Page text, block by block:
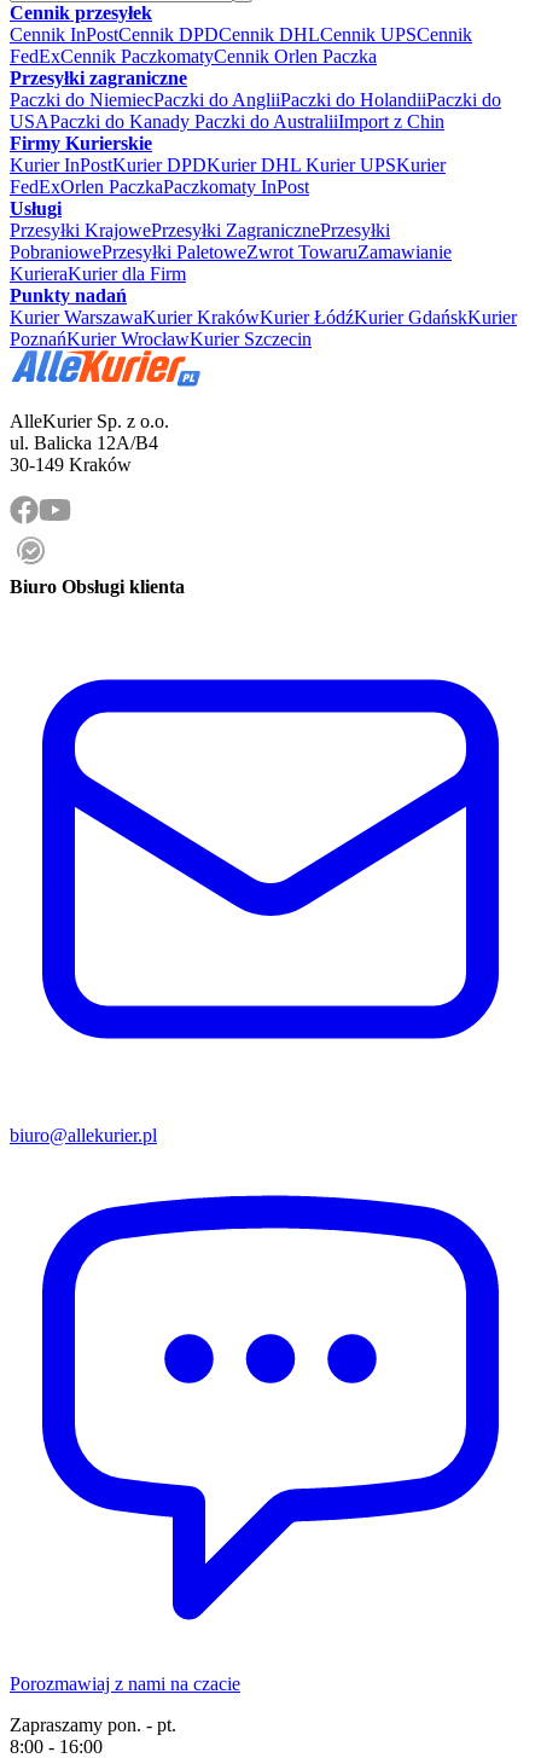
Cennik przesyłek
Cennik InPostCennik DPDCennik DHLCennik UPSCennik
FedExCennik PaczkomatyCennik Orlen Paczka
Przesyłki zagraniczne
Paczki do NiemiecPaczki do AngliiPaczki do HolandiiPaczki do
USAPaczki do Kanady Paczki do AustraliiImport z Chin
Firmy Kurierskie
Kurier InPostKurier DPDKurier DHL Kurier UPSKurier
FedExOrlen PaczkaPaczkomaty InPost
Usługi
Przesyłki KrajowePrzesyłki ZagranicznePrzesyłki
PobraniowePrzesyłki PaletoweZwrot TowaruZamawianie
KurieraKurier dla Firm
Punkty nadań
Kurier WarszawaKurier KrakówKurier ŁódźKurier GdańskKurier
PoznańKurier WrocławKurier Szczecin
AlleKurier Sp. z o.o.
ul. Balicka 12A/B4
30-149 Kraków
Biuro Obsługi klienta
biuro@allekurier.pl
Porozmawiaj z nami na czacie
Zapraszamy pon. - pt.
8:00 - 16:00